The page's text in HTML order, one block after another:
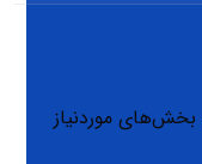
بخش‌های موردنیاز